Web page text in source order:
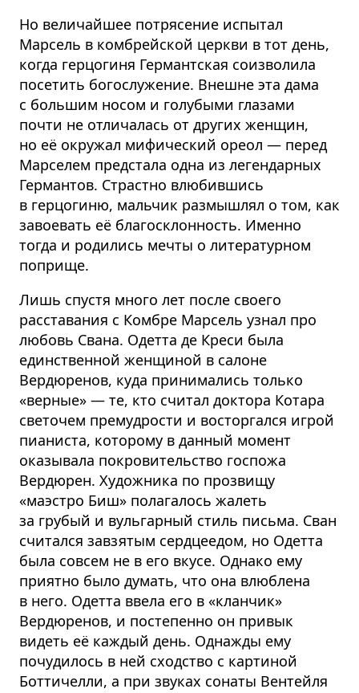
Но величайшее потрясение испытал
Марсель в комбрейской церкви в тот день,
когда герцогиня Германтская соизволила
посетить богослужение. Внешне эта дама
с большим носом и голубыми глазами
почти не отличалась от других женщин,
но её окружал мифический ореол — перед
Марселем предстала одна из легендарных
Германтов. Страстно влюбившись
в герцогиню, мальчик размышлял о том, как
завоевать её благосклонность. Именно
тогда и родились мечты о литературном
поприще.
Лишь спустя много лет после своего
расставания с Комбре Марсель узнал про
любовь Свана. Одетта де Креси была
единственной женщиной в салоне
Вердюренов, куда принимались только
«верные» — те, кто считал доктора Котара
светочем премудрости и восторгался игрой
пианиста, которому в данный момент
оказывала покровительство госпожа
Вердюрен. Художника по прозвищу
«маэстро Биш» полагалось жалеть
за грубый и вульгарный стиль письма. Сван
считался завзятым сердцеедом, но Одетта
была совсем не в его вкусе. Однако ему
приятно было думать, что она влюблена
в него. Одетта ввела его в «кланчик»
Вердюренов, и постепенно он привык
видеть её каждый день. Однажды ему
почудилось в ней сходство с картиной
Боттичелли, а при звуках сонаты Вентейля